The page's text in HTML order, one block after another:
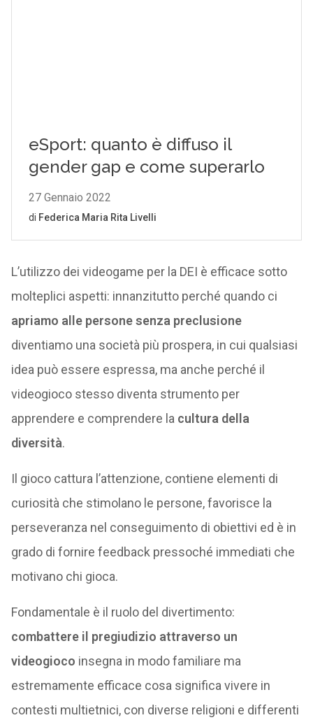
L’utilizzo dei videogame per la DEI è efficace sotto
molteplici aspetti: innanzitutto perché quando ci
apriamo alle persone senza preclusione
diventiamo una società più prospera, in cui qualsiasi
idea può essere espressa, ma anche perché il
videogioco stesso diventa strumento per
apprendere e comprendere la cultura della
diversità.
Il gioco cattura l’attenzione, contiene elementi di
curiosità che stimolano le persone, favorisce la
perseveranza nel conseguimento di obiettivi ed è in
grado di fornire feedback pressoché immediati che
motivano chi gioca.
Fondamentale è il ruolo del divertimento:
combattere il pregiudizio attraverso un
videogioco insegna in modo familiare ma
estremamente efficace cosa significa vivere in
contesti multietnici, con diverse religioni e differenti